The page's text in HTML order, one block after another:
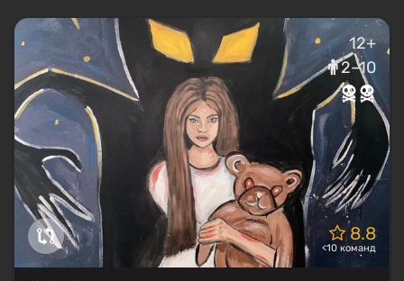
12+
2–10
8.8
<10 команд